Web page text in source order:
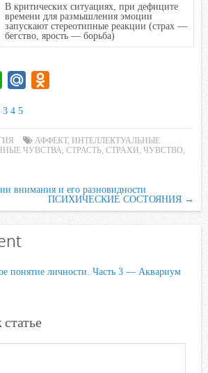
В критических ситуациях, при дефиците
времени для размышления эмоции
запускают стереотипные реакции (страх —
бегство, ярость — борьба)
W
a
s
p
l
.
u
k
a
s
k
3 4 5
АФФЕКТ, ИНТЕЛЛЕКТУАЛЬНЫЕ
ЧУВСТВА СТРАСТЬ СТРАХИ ЧУВСТВО
внимания и его разновидности
ПСИХИЧЕСКИЕ СОСТОЯНИЯ →
понятие личности. Часть 3 — Аквариум